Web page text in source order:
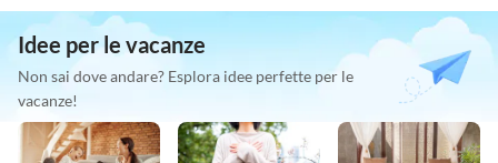
Idee per le vacanze
Non sai dove andare? Esplora idee perfette per le
vacanze!